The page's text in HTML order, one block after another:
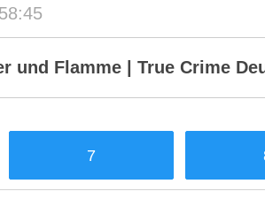
und Flamme | True Crime
7